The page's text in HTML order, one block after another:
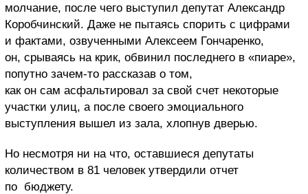
молчание, после чего выступил депутат Александр
Коробчинский. Даже не пытаясь спорить с цифрами
и фактами, озвученными Алексеем Гончаренко,
он, срываясь на крик, обвинил последнего в «пиаре»,
попутно зачем-то рассказав о том,
как он сам асфальтировал за свой счет некоторые
участки улиц, а после своего эмоциального
выступления вышел из зала, хлопнув дверью.
Но несмотря ни на что, оставшиеся депутаты
количеством в 81 человек утвердили отчет
по бюджету.